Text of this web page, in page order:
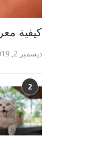
كيفية
ديسمبر 2, 2019
2